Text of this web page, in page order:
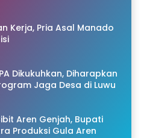
Kerja, Pria Asal Manado
Dikukuhkan, Diharapkan
Jaga Desa di Luwu
Aren Genjah, Bupati
Produksi Gula Aren